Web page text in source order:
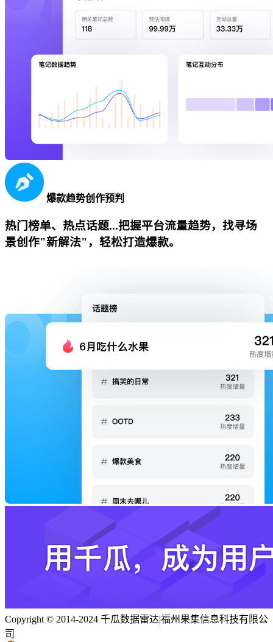
爆款趋势创作预判
热门榜单、热点话题...把握平台流量趋势，找寻场
景创作"新解法"，轻松打造爆款。
Copyright © 2014-2024 千瓜数据雷达|福州果集信息科技有限公
司